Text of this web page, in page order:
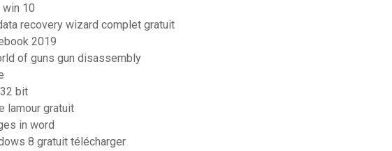
10
recovery wizard complet gratuit
2019
of guns gun disassembly
bit
lamour gratuit
in word
8 gratuit télécharger